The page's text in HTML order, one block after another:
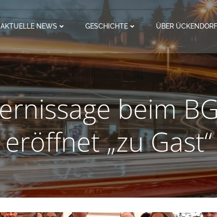
AKTUELLE NEWS GESCHICHTE ÜBER ÜCKENDORF
beim
eröffnet „zu Gast“